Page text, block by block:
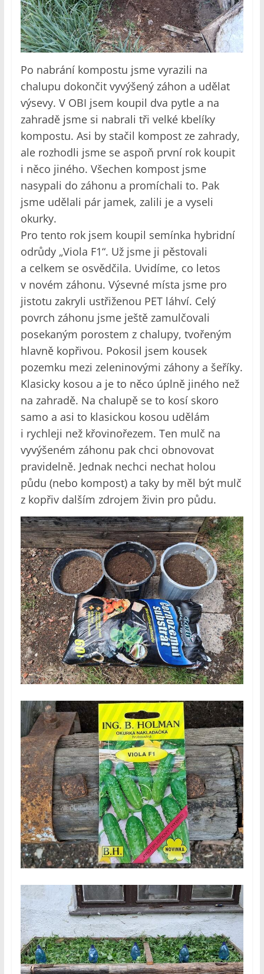
Po nabrání kompostu jsme vyrazili na
chalupu dokončit vyvýšený záhon a udělat
výsevy. V OBI jsem koupil dva pytle a na
zahradě jsme si nabrali tři velké kbelíky
kompostu. Asi by stačil kompost ze zahrady,
ale rozhodli jsme se aspoň první rok koupit
i něco jiného. Všechen kompost jsme
nasypali do záhonu a promíchali to. Pak
jsme udělali pár jamek, zalili je a vyseli
okurky.
Pro tento rok jsem koupil semínka hybridní
odrůdy „Viola F1“. Už jsme ji pěstovali
a celkem se osvědčila. Uvidíme, co letos
v novém záhonu. Výsevné místa jsme pro
jistotu zakryli ustřiženou PET láhví. Celý
povrch záhonu jsme ještě zamulčovali
posekaným porostem z chalupy, tvořeným
hlavně kopřivou. Pokosil jsem kousek
pozemku mezi zeleninovými záhony a šeříky.
Klasicky kosou a je to něco úplně jiného než
na zahradě. Na chalupě se to kosí skoro
samo a asi to klasickou kosou udělám
i rychleji než křovinořezem. Ten mulč na
vyvýšeném záhonu pak chci obnovovat
pravidelně. Jednak nechci nechat holou
půdu (nebo kompost) a taky by měl být mulč
z kopřiv dalším zdrojem živin pro půdu.